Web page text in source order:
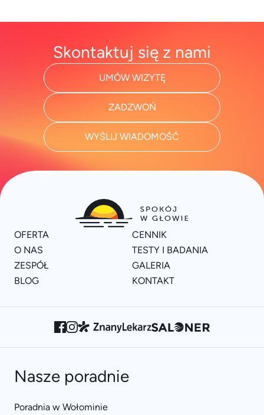
Skontaktuj się z nami
UMÓW WIZYTĘ
ZADZWOŃ
WYŚLIJ WIADOMOŚĆ
OFERTA
CENNIK
O NAS
TESTY I BADANIA
ZESPÓŁ
GALERIA
BLOG
KONTAKT
Nasze poradnie
Poradnia w Wołominie